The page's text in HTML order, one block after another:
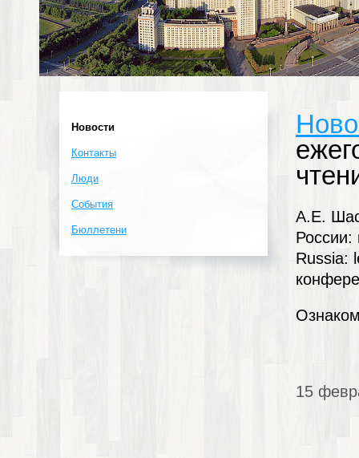
Новости
Контакты
Люди
События
Бюллетени
А.Е.
России:
Russia:
15